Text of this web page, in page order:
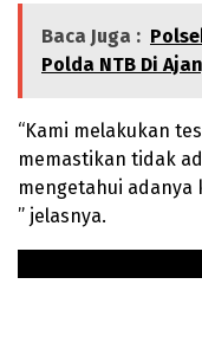
Baca Juga :
Polda NTB Di
“Kami melakukan
memastikan tidak
mengetahui adanya
” jelasnya.